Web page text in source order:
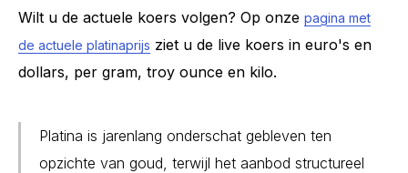
Wilt u de actuele koers volgen? Op onze pagina met
de actuele platinaprijs ziet u de live koers in euro's en
dollars, per gram, troy ounce en kilo.
Platina is jarenlang onderschat gebleven ten
opzichte van goud, terwijl het aanbod structureel